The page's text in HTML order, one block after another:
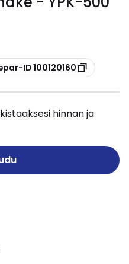
ID 100120160
hinnan ja